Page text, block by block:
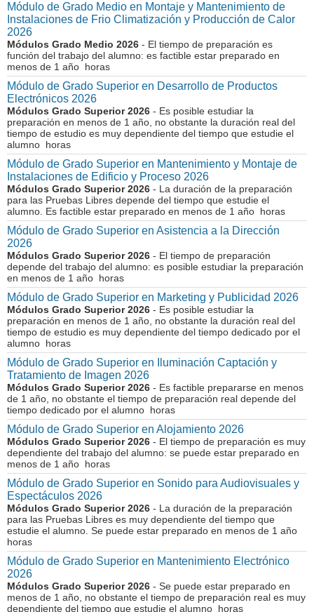
Módulo de Grado Medio en Montaje y Mantenimiento de
Instalaciones de Frio Climatización y Producción de Calor
2026
Módulos Grado Medio 2026 - El tiempo de preparación es
función del trabajo del alumno: es factible estar preparado en
menos de 1 año horas
Módulo de Grado Superior en Desarrollo de Productos
Electrónicos 2026
Módulos Grado Superior 2026 - Es posible estudiar la
preparación en menos de 1 año, no obstante la duración real del
tiempo de estudio es muy dependiente del tiempo que estudie el
alumno horas
Módulo de Grado Superior en Mantenimiento y Montaje de
Instalaciones de Edificio y Proceso 2026
Módulos Grado Superior 2026 - La duración de la preparación
para las Pruebas Libres depende del tiempo que estudie el
alumno. Es factible estar preparado en menos de 1 año horas
Módulo de Grado Superior en Asistencia a la Dirección
2026
Módulos Grado Superior 2026 - El tiempo de preparación
depende del trabajo del alumno: es posible estudiar la preparación
en menos de 1 año horas
Módulo de Grado Superior en Marketing y Publicidad 2026
Módulos Grado Superior 2026 - Es posible estudiar la
preparación en menos de 1 año, no obstante la duración real del
tiempo de estudio es muy dependiente del tiempo dedicado por el
alumno horas
Módulo de Grado Superior en Iluminación Captación y
Tratamiento de Imagen 2026
Módulos Grado Superior 2026 - Es factible prepararse en menos
de 1 año, no obstante el tiempo de preparación real depende del
tiempo dedicado por el alumno horas
Módulo de Grado Superior en Alojamiento 2026
Módulos Grado Superior 2026 - El tiempo de preparación es muy
dependiente del trabajo del alumno: se puede estar preparado en
menos de 1 año horas
Módulo de Grado Superior en Sonido para Audiovisuales y
Espectáculos 2026
Módulos Grado Superior 2026 - La duración de la preparación
para las Pruebas Libres es muy dependiente del tiempo que
estudie el alumno. Se puede estar preparado en menos de 1 año
horas
Módulo de Grado Superior en Mantenimiento Electrónico
2026
Módulos Grado Superior 2026 - Se puede estar preparado en
menos de 1 año, no obstante el tiempo de preparación real es muy
dependiente del tiempo que estudie el alumno horas